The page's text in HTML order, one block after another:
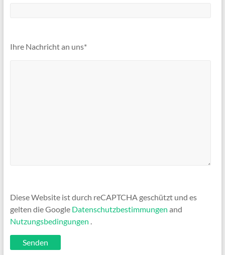
Ihre Nachricht an uns*
Diese Website ist durch reCAPTCHA geschützt und es
gelten die Google Datenschutzbestimmungen and
Nutzungsbedingungen .